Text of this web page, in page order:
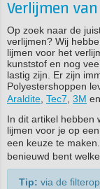
Verlijmen
Op zoek naar de
verlijmen? Wij
lijmen voor het
kunststof en nog
lastig zijn. Er zijn
Polyestershoppen
Araldite Tec7 3M en
In dit artikel hebben
lijmen voor je op
een keuze te
benieuwd bent
Tip: via de